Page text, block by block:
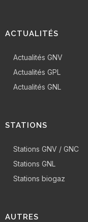
ACTUALITÉS
Actualités GNV
Actualités GPL
Actualités GNL
STATIONS
Stations GNV / GNC
Stations GNL
Stations biogaz
AUTRES